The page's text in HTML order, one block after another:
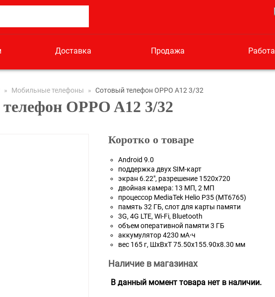
Доставка Продажа Работа
» Мобильные телефоны » Сотовый телефон OPPO A12 3/32
OPPO A12 3/32
Коротко о товаре
Android 9.0
поддержка двух SIM-карт
экран 6.22", разрешение 1520x720
двойная камера: 13 МП, 2 МП
процессор MediaTek Helio P35 (MT6765)
память 32 ГБ, слот для карты памяти
3G, 4G LTE, Wi-Fi, Bluetooth
объем оперативной памяти 3 ГБ
аккумулятор 4230 мА⋅ч
вес 165 г, ШxВxТ 75.50x155.90x8.30 мм
Наличие в магазинах
В данный момент товара нет в наличии.